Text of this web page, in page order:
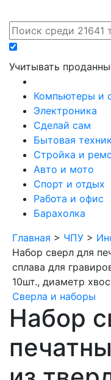
Учитывать
Компьютеры и
Электроника
Сделай сам
Бытовая
Стройка и
Авто и мото
Спорт и отдых
Работа и офис
Барахолка
Главная > ЧПУ >
Набор сверл для
сплава для
10шт., диаметр
Сверла и наборы
Набор